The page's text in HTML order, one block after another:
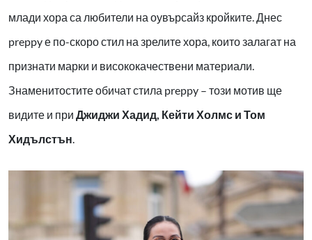
млади хора са любители на оувърсайз кройките. Днес
preppy е по-скоро стил на зрелите хора, които залагат на
признати марки и висококачествени материали.
Знаменитостите обичат стила preppy – този мотив ще
видите и при Джиджи Хадид, Кейти Холмс и Том
Хидълстън.